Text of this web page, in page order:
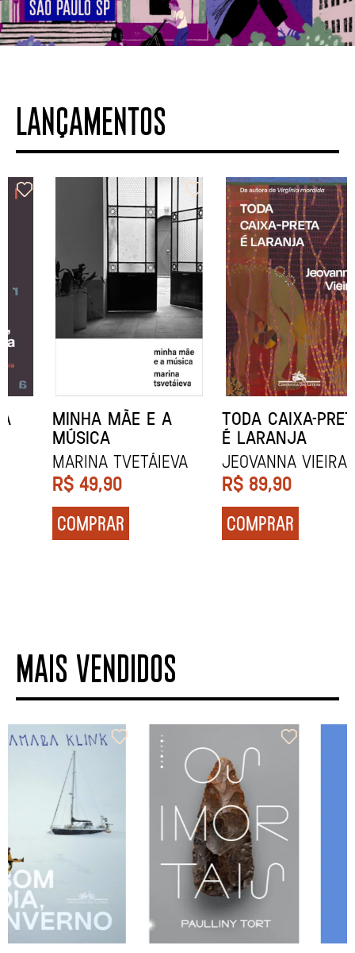
LANÇAMENTOS
MINHA MÃE E A
MÚSICA
Marina Tvetáieva
49,90
COMPRAR
TODA CAIXA-PRETA
É LARANJA
Jeovanna Vieira
89,90
COMPRAR
MAIS VENDIDOS